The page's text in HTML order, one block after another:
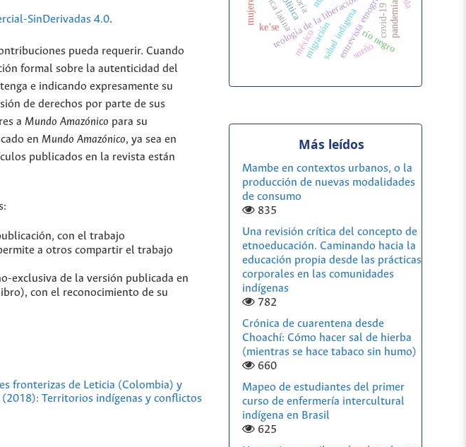
SinDerivadas 4.0.
pueda requerir. Cuando
formal sobre la autenticidad del
e indicando expresamente su
de derechos por parte de sus
a Mundo Amazónico para su
en Mundo Amazónico, ya sea en
publicados en la revista están
con el trabajo
a otros compartir el trabajo
exclusiva de la versión publicada en
con el reconocimiento de su
fronterizas de Leticia (Colombia) y
Territorios indígenas y conflictos
entrevista etnográfica
teología de la liberación
méxicosalud indigena covid-19
río negro
pandemia
migración
ke’se
sueño
Más leídos
Mambe en contextos urbanos, o la
producción de nuevas modalidades
de consumo
835
Una revisión crítica del concepto de
etnoeducación. Caminando hacia la
educación propia desde las prácticas
corporales en las comunidades
indígenas
782
Crónica de cuarentena desde
Choachí: Cómo hacer sal de hierba
(mientras se hace tabaco sin humo)
660
Mapeo de estudiantes del primer
curso de enfermería intercultural
indígena en Brasil
625